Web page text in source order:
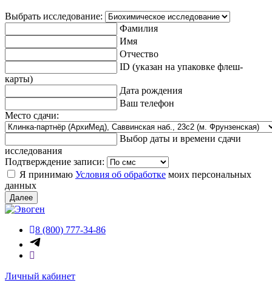
Выбрать исследование:
Фамилия
Имя
Отчество
ID (указан на упаковке флеш-
карты)
Дата рождения
Ваш телефон
Место сдачи:
Выбор даты и времени сдачи
исследования
Подтверждение записи:
Я принимаю Условия об обработке моих персональных
данных
Далее
8 (800) 777-34-86
Личный кабинет